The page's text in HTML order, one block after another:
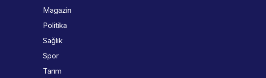
Magazin
Politika
Sağlık
Spor
Tarım